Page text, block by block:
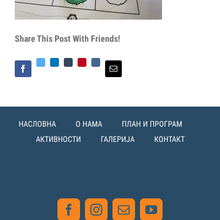
Share This Post With Friends!
Facebook
TwitterLinkedIn
TumblrPinterest
Vk Email
НАСЛОВНА О НАМА
ПЛАН И ПРОГРАМ
АКТИВНОСТИ
ГАЛЕРИЈА КОНТАКТ
FacebookInstagram
EmailYouTube